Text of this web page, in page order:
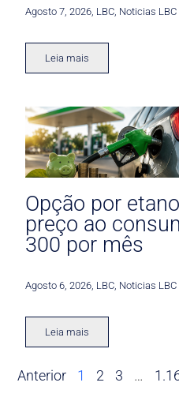
Agosto 7, 2026 LBC Noticias LBC
Leia mais
Opção por
preço ao
300 por mês
Agosto 6, 2026 LBC Noticias LBC
Leia mais
Anterior 1 2 3 …